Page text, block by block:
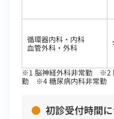
循環器内科・内科
血管外科・外科
※1 脳神経外科非常勤 ※2
勤 ※4 糖尿病内科非常勤
初診受付時間